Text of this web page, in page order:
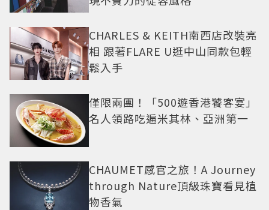
CHARLES & KEITH南西店改裝亮
相 跟著FLARE U逛中山同款包輕
鬆入手
僅限兩團！「500遊香港饕客宴」
名人領路吃遍米其林、亞洲第一
CHAUMET感官之旅！A Journey
through Nature頂級珠寶看見植
物香氣